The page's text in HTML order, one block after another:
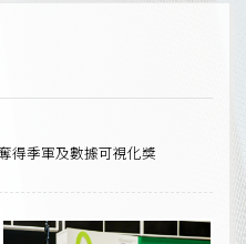
得季軍及數據可視化獎